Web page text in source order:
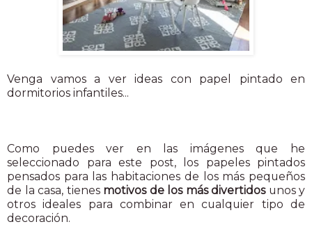
Venga vamos a ver ideas con papel pintado en
dormitorios infantiles...
Como puedes ver en las imágenes que he
seleccionado para este post, los papeles pintados
pensados para las habitaciones de los más pequeños
de la casa, tienes motivos de los más divertidosunos y
otros ideales para combinar en cualquier tipo de
decoración.